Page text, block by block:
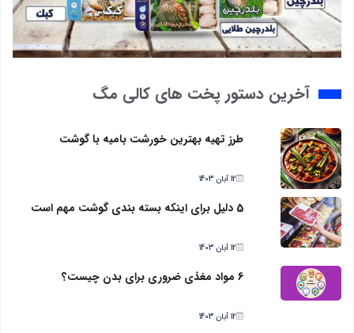
آخرین دستور پخت های کالی مگ
طرز تهیه بهترین خورشت بامیه با گوشت
12 آبان 1403
5 دلیل برای اینکه بسته بندی گوشت مهم است
12 آبان 1403
6 مواد مغذی ضروری برای بدن چیست؟
12 آبان 1403